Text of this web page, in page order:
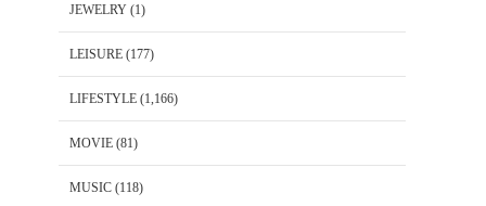
JEWELRY (1)
LEISURE (177)
LIFESTYLE (1,166)
MOVIE (81)
MUSIC (118)